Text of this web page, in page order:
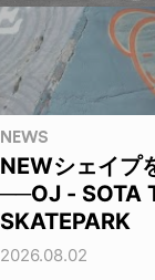
NEWS
NEWシェイプ
──OJ - SOTA
SKATEPARK
2026.08.02